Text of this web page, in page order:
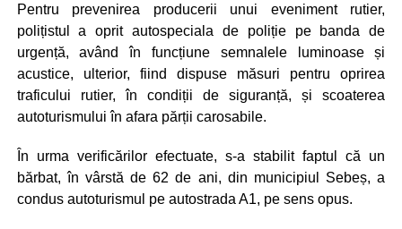
Pentru prevenirea producerii unui eveniment rutier,
polițistul a oprit autospeciala de poliție pe banda de
urgență, având în funcțiune semnalele luminoase și
acustice, ulterior, fiind dispuse măsuri pentru oprirea
traficului rutier, în condiții de siguranță, și scoaterea
autoturismului în afara părții carosabile.
În urma verificărilor efectuate, s-a stabilit faptul că un
bărbat, în vârstă de 62 de ani, din municipiul Sebeș, a
condus autoturismul pe autostrada A1, pe sens opus.